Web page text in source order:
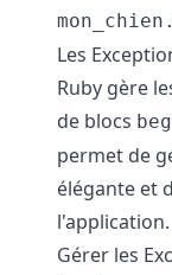
Les
Ruby gère
de blocs
permet de
élégante et
l'application.
Gérer les